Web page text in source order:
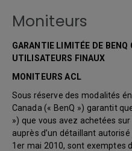
Moniteurs
GARANTIE LIMITÉE DE BENQ
UTILISATEURS FINAUX
MONITEURS ACL
Sous réserve des modalités
Canada (« BenQ ») garantit
») que vous avez achetées
auprès d’un détaillant
1er mai 2010, sont exemptes